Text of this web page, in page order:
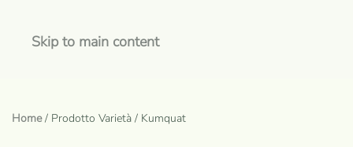
Skip to main content
Home/ Prodotto Varietà / Kumquat